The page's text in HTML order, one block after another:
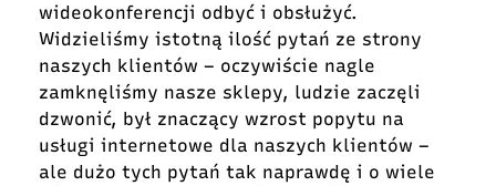
wideokonferencji odbyć i obsłużyć.
Widzieliśmy istotną ilość pytań ze strony
naszych klientów – oczywiście nagle
zamknęliśmy nasze sklepy, ludzie zaczęli
dzwonić, był znaczący wzrost popytu na
usługi internetowe dla naszych klientów –
ale dużo tych pytań tak naprawdę i o wiele